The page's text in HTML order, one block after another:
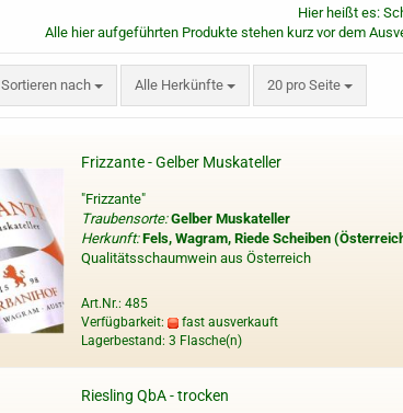
Hier heißt es:
Alle hier aufgeführten Produkte stehen kurz vor dem
Sortieren nach
Sortieren nach Alle Herkünfte 20 pro Seite
pro Seite
Frizzante - Gelber Muskateller
"Frizzante"
Traubensorte:Gelber Muskateller
Herkunft: Fels, Wagram, Riede Scheiben
Qualitätsschaumwein aus Österreich
Art.Nr.: 485
Verfügbarkeit:
fast ausverkauft
Lagerbestand: 3 Flasche(n)
Riesling QbA - trocken